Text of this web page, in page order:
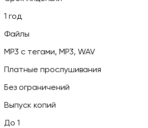
1 год
Файлы
MP3 c тегами, MP3, WAV
Платные прослушивания
Без ограничений
Выпуск копий
До 1